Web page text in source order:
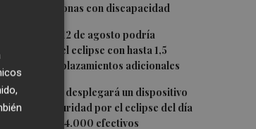
y personas con discapacidad
movilidad el 12 de agosto podría
por el eclipse con hasta 1,5
de desplazamientos adicionales
Guardia Civil desplegará un dispositivo
de seguridad por el eclipse del día
con más de 24.000 efectivos